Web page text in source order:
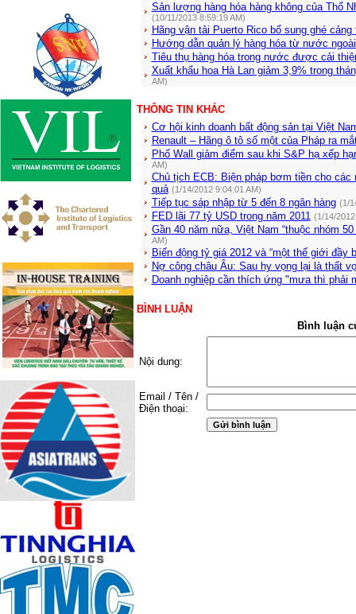
Sản lượng hàng hóa hàng không của Thổ
(10/11/2013 8:59:19 AM)
Hãng vận tải Puerto Rico bổ sung ghé
Hướng dẫn quản lý hàng hóa từ nước
Tiêu thụ hàng hóa trong nước được cải
Xuất khẩu hoa Hà Lan giảm 3,9% trong
AM)
THÔNG TIN KHÁC
Cơ hội kinh doanh bất động sản tại Việt
Renault – Hãng ô tô số một của Pháp ra
Phố Wall giảm điểm sau khi S&P hạ xếp
AM)
Chủ tịch ECB: Biện pháp bơm tiền cho các
quả (1/14/2012 9:04:01 AM)
Tiếp tục sáp nhập từ 5 đến 8 ngân hàng (1/
FED lãi 77 tỷ USD trong năm 2011 (1/14/
Gần 40 năm nữa, Việt Nam “thuộc nhóm 50
AM)
Biến động tỷ giá 2012 và “một thế giới đầy
Nợ công châu Âu: Sau hy vọng lại là thất
Doanh nghiệp cần thích ứng "mưa thì phải
BÌNH LUẬN
Bình luận
Nội dung:
Email / Tên /
Điện thoại: